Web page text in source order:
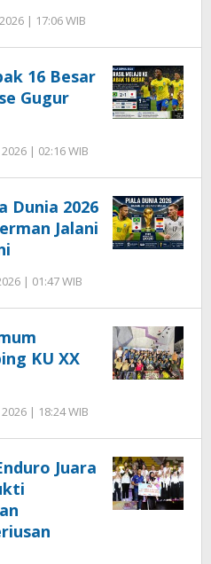
| 17:06 WIB
16 Besar
Gugur
| 02:16 WIB
Dunia 2026
Jalani
| 01:47 WIB
KU XX
| 18:24 WIB
Juara